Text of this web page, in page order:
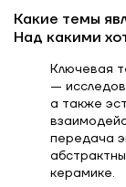
Какие темы
Над какими
Ключевая
—
а также
передача
керамике.